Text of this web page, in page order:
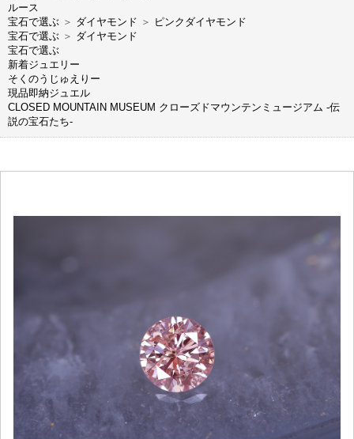
ルース
宝石で選ぶ ＞ ダイヤモンド ＞ ピンクダイヤモンド
宝石で選ぶ ＞ ダイヤモンド
宝石で選ぶ
新着ジュエリー
そくのうじゅえりー
現品即納ジュエル
CLOSED MOUNTAIN MUSEUM クローズドマウンテンミュージアム -伝
説の宝石たち-